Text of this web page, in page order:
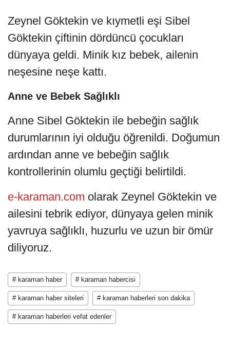
Zeynel Göktekin ve kıymetli eşi Sibel
Göktekin çiftinin dördüncü çocukları
dünyaya geldi. Minik kız bebek, ailenin
neşesine neşe kattı.
Anne Sibel Göktekin ile bebeğin sağlık
durumlarının iyi olduğu öğrenildi. Doğumun
ardından anne ve bebeğin sağlık
kontrollerinin olumlu geçtiği belirtildi.
e-karaman.com
olarak Zeynel Göktekin ve
ailesini tebrik ediyor, dünyaya gelen minik
yavruya sağlıklı, huzurlu ve uzun bir ömür
diliyoruz.
# karaman haber # karaman habercisi
# karaman haber siteleri # karaman haberleri son dakika
# karaman haberleri vefat edenler